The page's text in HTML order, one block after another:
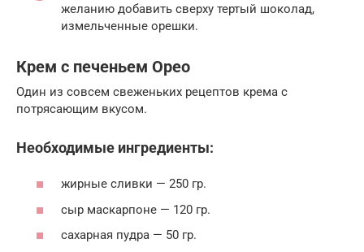
желанию добавить сверху тертый шоколад,
измельченные орешки.
Крем с печеньем Орео
Один из совсем свеженьких рецептов крема с
потрясающим вкусом.
Необходимые ингредиенты:
жирные сливки — 250 гр.
сыр маскарпоне — 120 гр.
сахарная пудра — 50 гр.